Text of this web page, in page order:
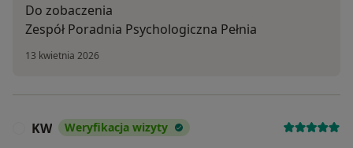
Do zobaczenia
Zespół Poradnia Psychologiczna Pełnia
13 kwietnia 2026
KW Weryfikacja wizyty